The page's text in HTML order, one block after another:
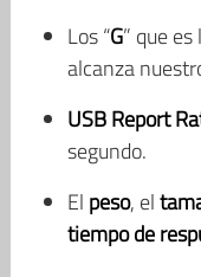
Los “G” que
alcanza
USB Report
segundo.
El peso, el
tiempo de